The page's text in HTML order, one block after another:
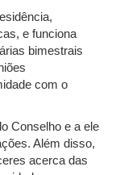
e funciona
bimestrais
com o
Conselho e a ele
Além disso,
acerca das